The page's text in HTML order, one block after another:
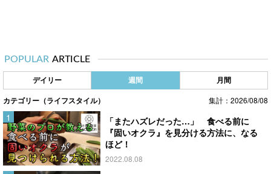
POPULAR ARTICLE
デイリー 週間 月間
カテゴリー（ライフスタイル） 集計：2026/08/08
「またハズレだった…」 食べる前に
『固いオクラ』を見分ける方法に、なる
ほど！
2022.08.08